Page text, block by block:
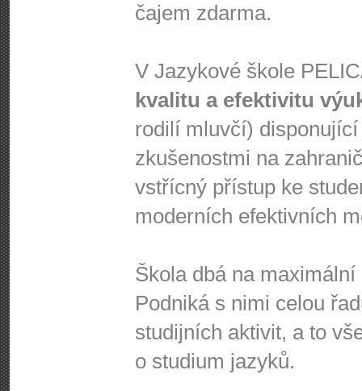
čajem zdarma.
V Jazykové škole
kvalitu a efektivitu
rodilí mluvčí)
zkušenostmi na
vstřícný přístup ke
moderních efektivních
Škola dbá na
Podniká s nimi celou
studijních aktivit, a to
o studium jazyků.